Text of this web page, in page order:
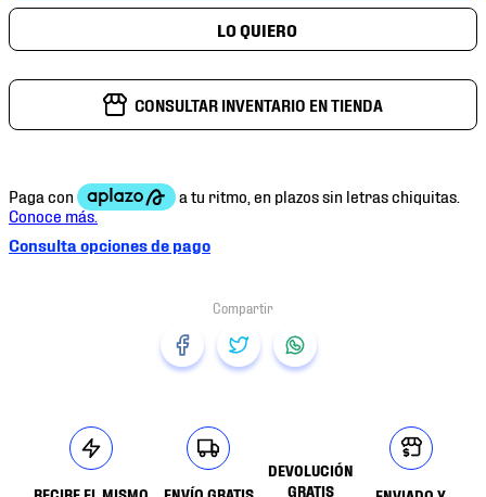
CONSULTAR INVENTARIO EN TIENDA
Consulta opciones de pago
DEVOLUCIÓN
GRATIS
9.
tenis niño
10. tenis nike